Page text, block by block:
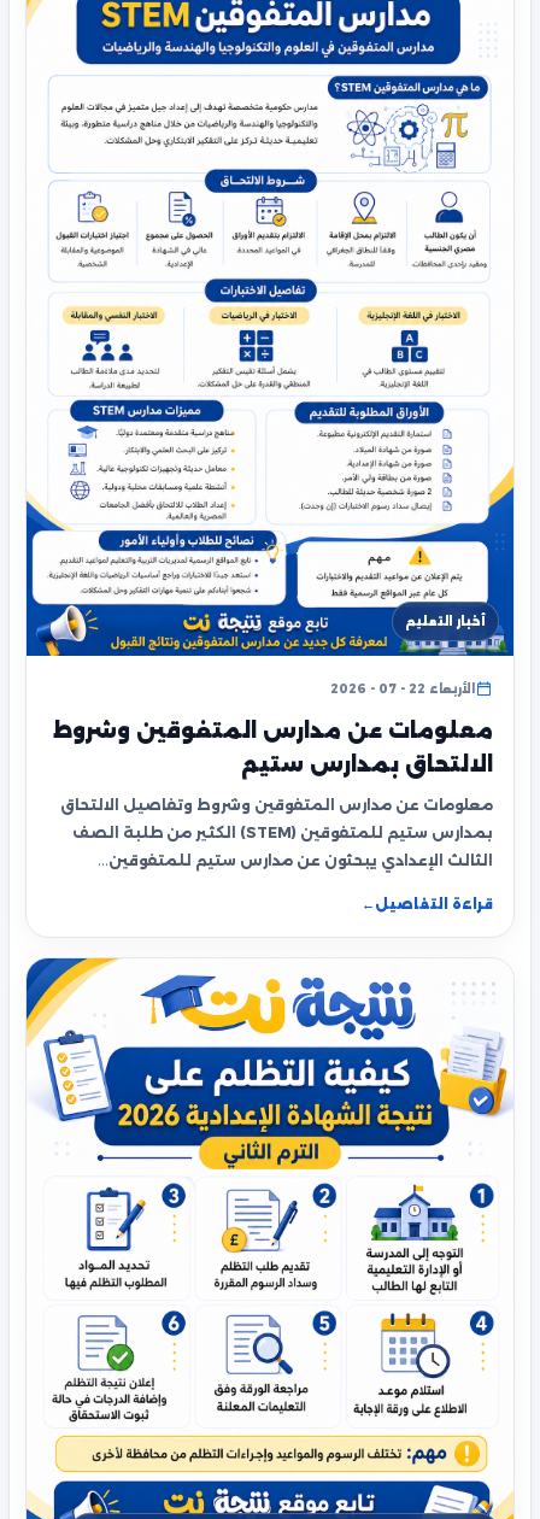
أخبار التعليم
الأربعاء 22 - 07 - 2026
معلومات عن مدارس المتفوقين وشروط
الالتحاق بمدارس ستيم
معلومات عن مدارس المتفوقين وشروط وتفاصيل الالتحاق
بمدارس ستيم للمتفوقين (STEM) الكثير من طلبة الصف
الثالث الإعدادي يبحثون عن مدارس ستيم للمتفوقين…
قراءة التفاصيل ←